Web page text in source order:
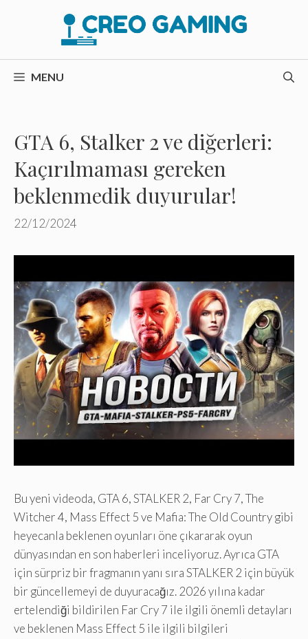
MENU
GTA 6, Stalker 2 ve diğerleri:
Kaçırılmaması gereken
beklenmedik duyurular!
22/12/2024
Bu yeni videoda, GTA 6, STALKER 2, Far Cry 7, The
Witcher 4, Mass Effect 5 ve Mafia: The Old Country gibi
heyecanla beklenen oyunları öne çıkararak oyun
dünyasından en son haberleri inceliyoruz. Ayrıca GTA
için sürpriz bir fragmanın yanı sıra STALKER 2 için büyük
bir güncellemeyi de duyuracağız. 2026 yılına kadar
ertelendiği bildirilen Far Cry 7 ile ilgili önemli detayları
ve beklenen Mass Effect 5 ile ilgili bilgileri